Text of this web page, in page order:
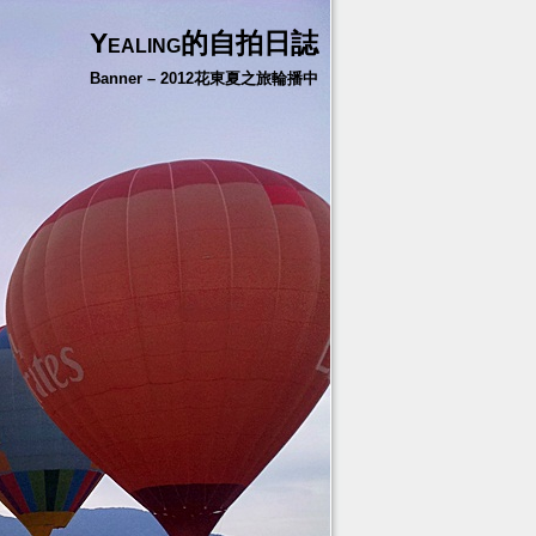
Yealing的自拍日誌
Banner – 2012花東夏之旅輪播中